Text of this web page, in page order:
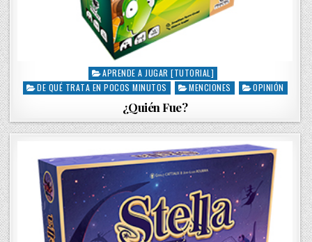
P
o
e
i
n
APRENDE A JUGAR [TUTORIAL]
DE QUÉ TRATA EN POCOS MINUTOS
MENCIONES OPINIÓN
¿Quién Fue?